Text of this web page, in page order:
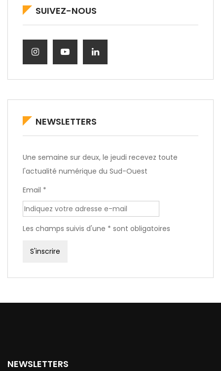
SUIVEZ-NOUS
NEWSLETTERS
Une semaine sur deux, le jeudi recevez toute
l'actualité numérique du Sud-Ouest
Email *
Les champs suivis d'une * sont obligatoires
NEWSLETTERS